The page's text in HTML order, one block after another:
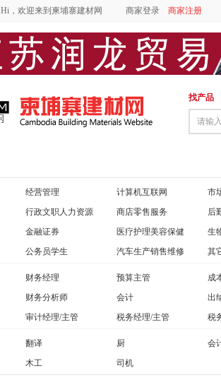
Hi，欢迎来到柬埔寨建材网 商家登录 商家注册
找产品
请输
经营管理 计算机互联网 市
行政文职人力资源
商店零售服务 后
金融证券
医疗护理美容保健 生
公务员学生
汽车生产销售维修 其
财务经理 预算主管 成
财务分析师
会计 出
审计经理/主管
税务经理/主管 税
翻译 厨 会
木工
司机